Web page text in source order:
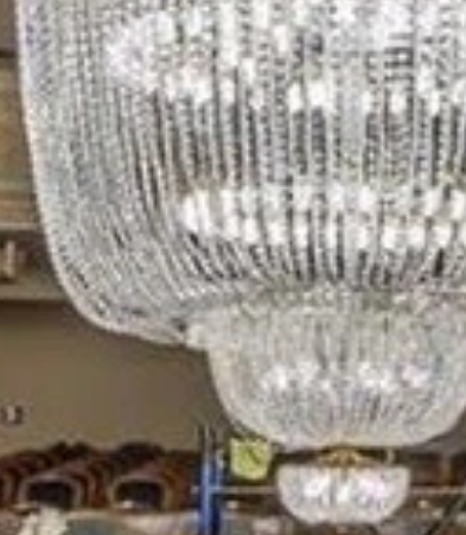
Рок-опера
Мелодрама
Экспериментальный театр
Детектив
Иммерсивный спектакль